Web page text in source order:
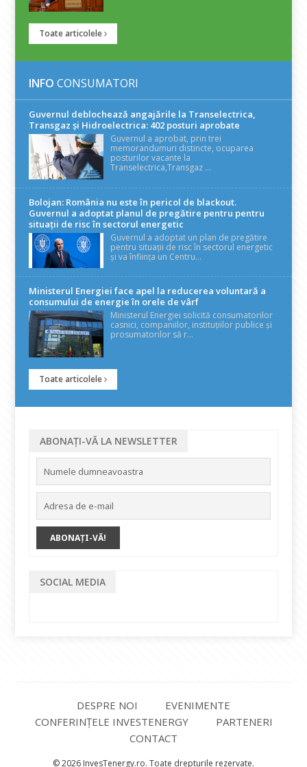
Toate articolele
INFO CONSUMATORI
Guvernul deblochează angajările la Transelectrica,
Transgaz și Hidroelectrica: 402 posturi aprobate
Guvernul a aprobat, prin trei
memorandumuri distincte, ocuparea
posturilor vacante la
Transelectrica,Transgaz ...
Bolojan: România nu este în pericol de blackout.
Guvernul a adoptat planul de pregătire pentru pentru
situații de risc în sectorul energetic
Guvernul a adoptat un plan de pregătire
pentru situații de risc în sectorul energetic
și va înființa un Centru...
Ministerul Energiei face apel la reducerea voluntară a
consumului de energie în orele de vârf
Ministerul Energiei solicită consumatorilor
casnici, companiilor, instituțiilor publice și
prosumatorilor să r...
Toate articolele
ABONAȚI-VĂ LA NEWSLETTER
SOCIAL MEDIA
DESPRE NOI
EVENIMENTE
CONFERINȚELE INVESTENERGY
PARTENERI
CONTACT
© 2026 InvesTenergy.ro. Toate drepturile rezervate.